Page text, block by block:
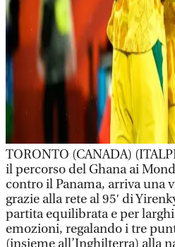
TORONTO (CANADA)
il percorso del Ghana ai
contro il Panama, arriva una
grazie alla rete al 95′ di
partita equilibrata e per
emozioni, regalando i tre
(insieme all’Inghilterra) alla